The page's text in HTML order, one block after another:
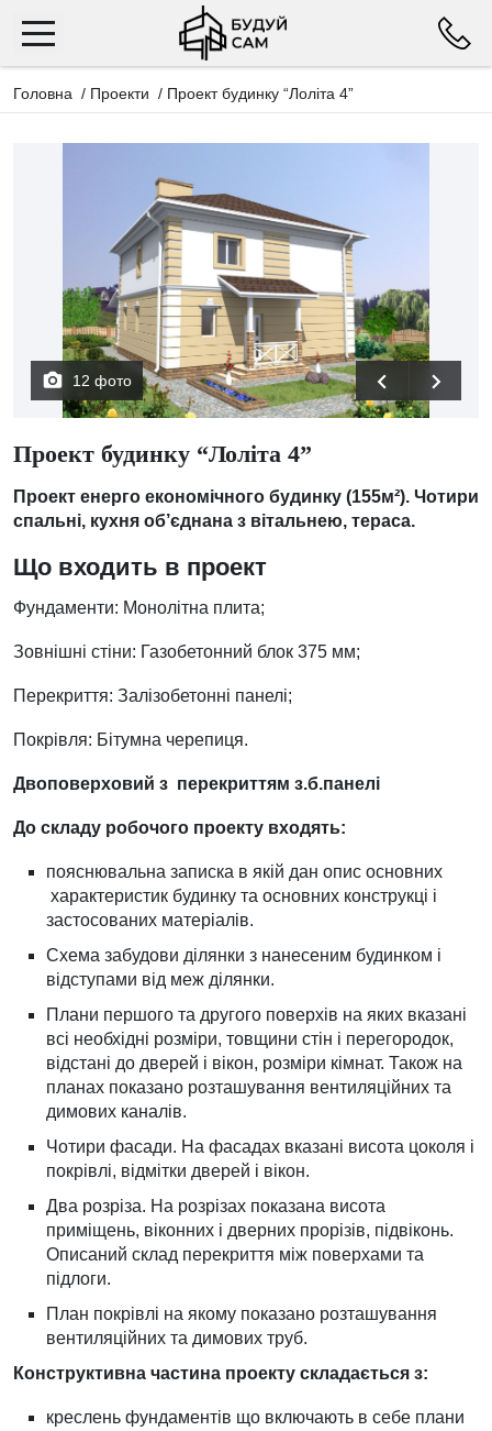
Головна / Проекти / Проект будинку “Лоліта 4”
12 фото
Проект будинку “Лоліта 4”
Проект енерго економічного будинку (155м²). Чотири
спальні, кухня об’єднана з вітальнею, тераса.
Що входить в проект
Фундаменти: Монолітна плита;
Зовнішні стіни: Газобетонний блок 375 мм;
Перекриття: Залізобетонні панелі;
Покрівля: Бітумна черепиця.
Двоповерховий з перекриттям з.б.панелі
До складу робочого проекту входять:
пояснювальна записка в якій дан опис основних
характеристик будинку та основних конструкці і
застосованих матеріалів.
Схема забудови ділянки з нанесеним будинком і
відступами від меж ділянки.
Плани першого та другого поверхів на яких вказані
всі необхідні розміри, товщини стін і перегородок,
відстані до дверей і вікон, розміри кімнат. Також на
планах показано розташування вентиляційних та
димових каналів.
Чотири фасади. На фасадах вказані висота цоколя і
покрівлі, відмітки дверей і вікон.
Два розріза. На розрізах показана висота
приміщень, віконних і дверних прорізів, підвіконь.
Описаний склад перекриття між поверхами та
підлоги.
План покрівлі на якому показано розташування
вентиляційних та димових труб.
Конструктивна частина проекту складається з:
креслень фундаментів що включають в себе плани